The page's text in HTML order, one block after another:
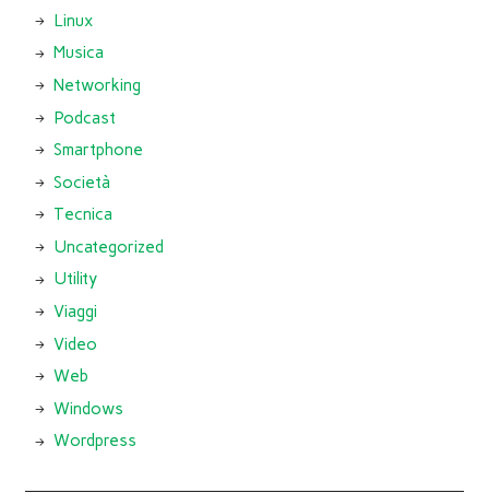
Linux
Musica
Networking
Podcast
Smartphone
Società
Tecnica
Uncategorized
Utility
Viaggi
Video
Web
Windows
Wordpress